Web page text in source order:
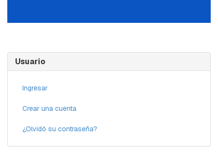
Usuario
Ingresar
Crear una cuenta
¿Olvidó su contraseña?